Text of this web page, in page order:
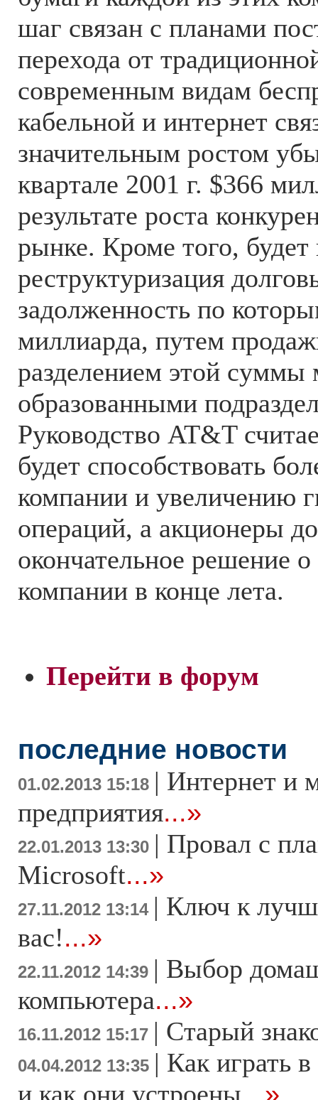
шаг связан с планами
перехода от
современным видам
кабельной и интернет
значительным ростом
квартале 2001 г. $366
результате роста
рынке. Кроме того, будет
реструктуризация
задолженность по
миллиарда, путем
разделением этой суммы
образованными
Руководство AT&T
будет способствовать
компании и увеличению
операций, а акционеры
окончательное решение о
компании в конце лета.
Перейти в форум
последние новости
01.02.2013 15:18 | Интернет и
предприятия...»
22.01.2013 13:30 | Провал с
Microsoft...»
27.11.2012 13:14 | Ключ к
вас!...»
22.11.2012 14:39 | Выбор
компьютера...»
16.11.2012 15:17 | Старый
04.04.2012 13:35 | Как играть
и как они устроены ...»